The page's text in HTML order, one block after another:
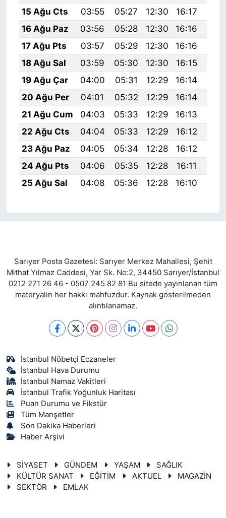
15 Ağu Cts
03:55 05:27 12:30 16:17
16 Ağu Paz
03:56 05:28 12:30 16:16
17 Ağu Pts
03:57 05:29 12:30 16:16
18 Ağu Sal
03:59 05:30 12:30 16:15
19 Ağu Çar
04:00 05:31 12:29 16:14
20 Ağu Per
04:01 05:32 12:29 16:14
21 Ağu Cum
04:03 05:33 12:29 16:13
22 Ağu Cts
04:04 05:33 12:29 16:12
23 Ağu Paz
04:05 05:34 12:28 16:12
24 Ağu Pts
04:06 05:35 12:28 16:11
25 Ağu Sal
04:08 05:36 12:28 16:10
Sarıyer Posta Gazetesi: Sarıyer Merkez Mahallesi, Şehit
Mithat Yılmaz Caddesi, Yar Sk. No:2, 34450 Sarıyer/İstanbul
0212 271 26 46 - 0507 245 82 81 Bu sitede yayınlanan tüm
materyalin her hakkı mahfuzdur. Kaynak gösterilmeden
alıntılanamaz.
İstanbul Nöbetçi Eczaneler
İstanbul Hava Durumu
İstanbul Namaz Vakitleri
İstanbul Trafik Yoğunluk Haritası
Puan Durumu ve Fikstür
Tüm Manşetler
Son Dakika Haberleri
Haber Arşivi
SİYASET GÜNDEM YAŞAM
SAĞLIK
KÜLTÜR SANAT
EĞİTİM AKTUEL
MAGAZİN
SEKTÖR
EMLAK